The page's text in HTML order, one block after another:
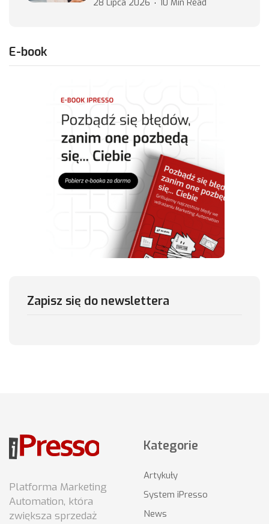
28 Lipca 2026 10 Min Read
E-book
Zapisz się do newslettera
Platforma Marketing
Automation, która
zwiększa sprzedaż
Kategorie
Artykuły
System iPresso
News